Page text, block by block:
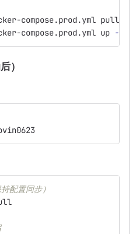
compose.prod.yml pull
compose.prod.yml up -d
）
配置同步）